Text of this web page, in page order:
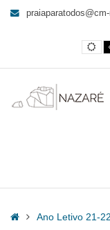
Praia
Todos
HomeAno Letivo 21-22